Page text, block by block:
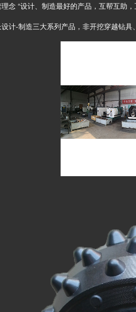
“设计、制造最好的产品，互帮互助，
-制造三大系列产品，非开挖穿越钻具